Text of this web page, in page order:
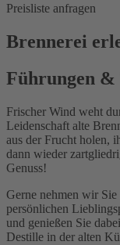
Preisliste anfragen
Brennerei
Führungen &
Frischer Wind weht
Leidenschaft alte
aus der Frucht holen,
dann wieder
Genuss!
Gerne nehmen wir
persönlichen
und genießen Sie
Destille in der alten